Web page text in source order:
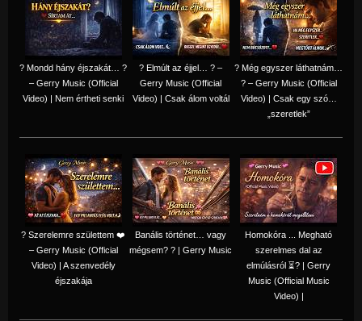
? Mondd hány éjszakát… ?
– Gerry Music (Official
Video) | Nem értheti senki
? Elmúlt az éjjel… ? –
Gerry Music (Official
Video) | Csak álom voltál
? Még egyszer láthatnám…
? – Gerry Music (Official
Video) | Csak egy szó…
„szeretlek”
? Szerelemre születtem ❤️
– Gerry Music (Official
Video) | A szenvedély
éjszakája
Banális történet… vagy
mégsem? ? | Gerry Music
Homokóra ... Megható
szerelmes dal az
elmúlásról ⏳? | Gerry
Music (Official Music
Video) |